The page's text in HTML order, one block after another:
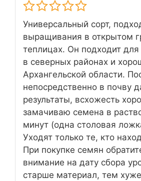
Универсальный сорт,
выращивания в открытом
теплицах. Он подходит
в северных районах и
Архангельской области.
непосредственно в почву
результаты, всхожесть
замачиваю семена в
минут (одна столовая
Уходят только те, кто
При покупке семян
внимание на дату сбора
старше материал, тем